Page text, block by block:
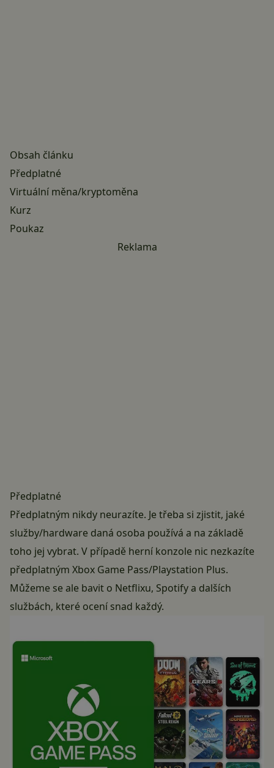
Obsah článku
Předplatné
Virtuální měna/kryptoměna
Kurz
Poukaz
Reklama
Předplatné
Předplatným nikdy neurazíte. Je třeba si zjistit, jaké
služby/hardware daná osoba používá a na základě
toho jej vybrat. V případě herní konzole nic nezkazíte
předplatným Xbox Game Pass/Playstation Plus.
Můžeme se ale bavit o Netflixu, Spotify a dalších
službách, které ocení snad každý.